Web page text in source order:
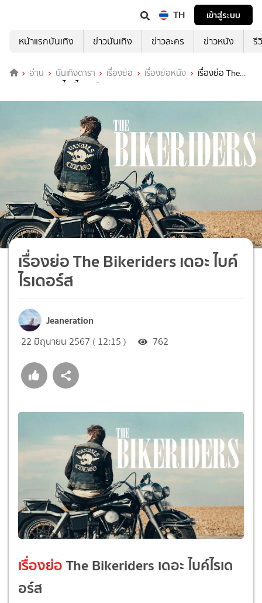
TH
เข้าสู่ระบบ
หน้าแรกบันเทิง
ข่าวบันเทิง ข่าวละคร ข่าวหนัง รี
อ่าน บันเทิงดารา เรื่องย่อ เรื่องย่อหนัง
เรื่องย่อ The
Bikeriders เดอะ ไบค์ไรเดอร์ส
เรื่องย่อ The Bikeriders เดอะ ไบค์
ไรเดอร์ส
Jeaneration
22 มิถุนายน 2567 ( 12:15 ) 762
เรื่องย่อThe Bikeriders เดอะ ไบค์ไรเด
อร์ส